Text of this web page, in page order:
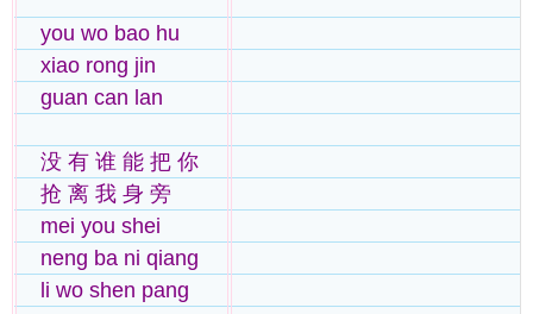
you wo bao hu
xiao rong jin
guan can lan
没 有 谁 能 把 你
抢 离 我 身 旁
mei you shei
neng ba ni qiang
li wo shen pang